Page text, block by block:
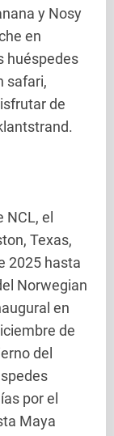
y Nosy
en
huéspedes
safari,
de
el
Texas,
2025 hasta
Norwegian
en
de
del
por el
Maya